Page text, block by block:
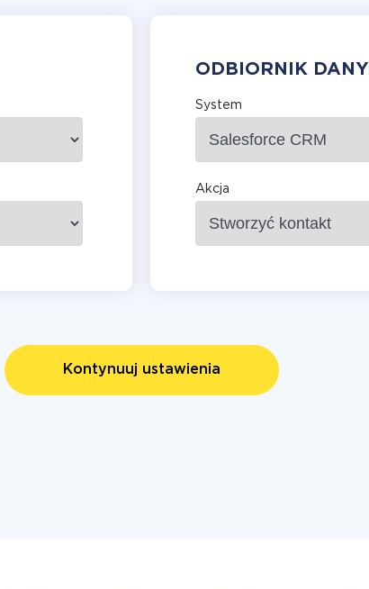
ODBIORNIK
System
Akcja
Kontynuuj ustawienia